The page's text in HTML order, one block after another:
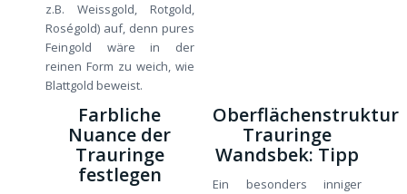
z.B. Weissgold, Rotgold,
Roségold) auf, denn pures
Feingold wäre in der
reinen Form zu weich, wie
Blattgold beweist.
Farbliche
Nuance der
Trauringe
festlegen
Oberflächenstruktur
Trauringe
Wandsbek: Tipp
Ein besonders inniger